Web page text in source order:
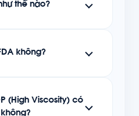
thế nào?
không?
(High Viscosity) có